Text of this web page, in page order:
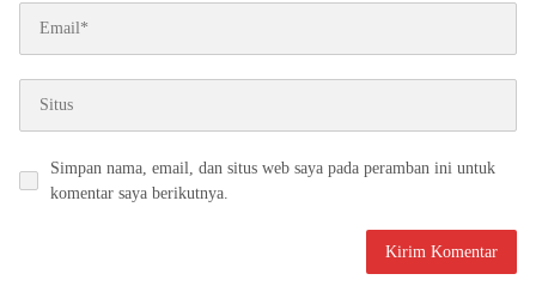
Simpan nama, email, dan situs web saya pada peramban ini untuk
komentar saya berikutnya.